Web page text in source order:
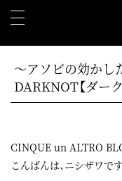
～アソビの効かし
DARKNOT【ダー
CINQUE un ALTRO
こんばんは、ニシザワです